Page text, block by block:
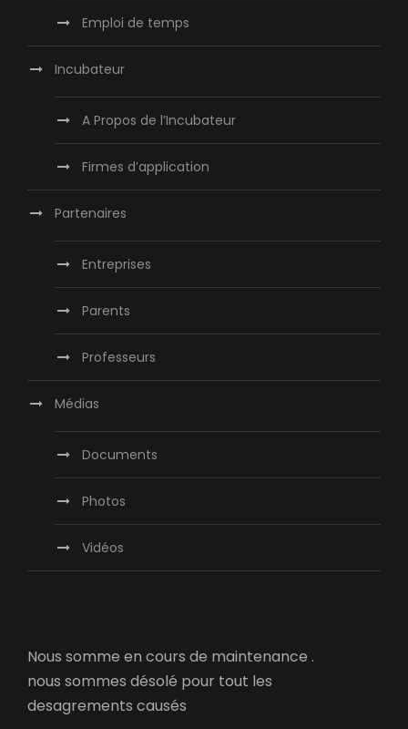
Emploi de temps
Incubateur
A Propos de l’Incubateur
Firmes d’application
Partenaires
Entreprises
Parents
Professeurs
Médias
Documents
Photos
Vidéos
Nous somme en cours de maintenance .
nous sommes désolé pour tout les
desagrements causés